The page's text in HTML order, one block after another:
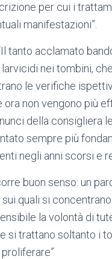
per cui i
manifestazioni”.
tanto acclamato
nei tombini,
le verifiche
non vengono più
della consigliera
sempre più
negli anni scorsi e
buon senso: un
quali si
la volontà di
si trattano soltanto i